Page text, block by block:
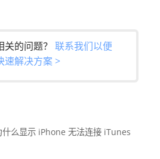
关的问题？ 联系我们以便
速解决方案 >
什么显示 iPhone 无法连接 iTunes